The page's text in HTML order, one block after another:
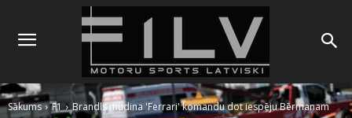
Sākums F1 Brandls mudina 'Ferrari' komandu dot iespēju Bērmanam